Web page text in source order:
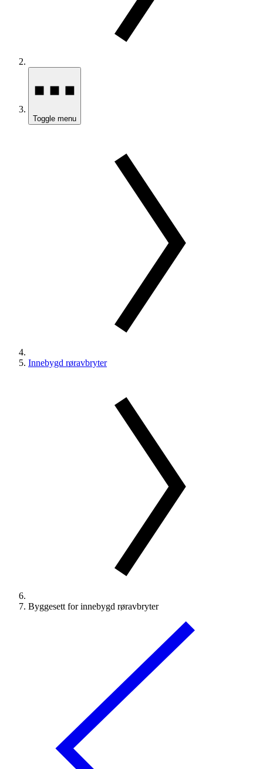
Toggle menu
Innebygd røravbryter
Byggesett for innebygd røravbryter